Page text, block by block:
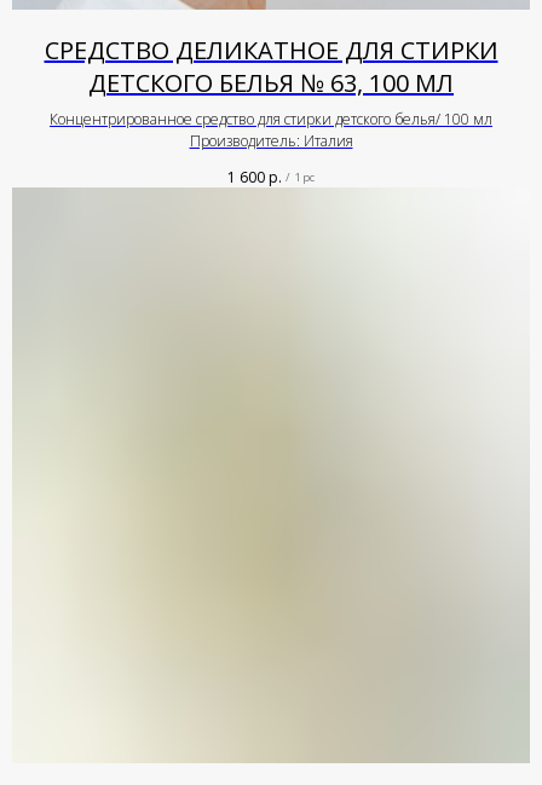
СРЕДСТВО ДЕЛИКАТНОЕ ДЛЯ СТИРКИ
ДЕТСКОГО БЕЛЬЯ № 63, 100 МЛ
Концентрированное средство для стирки детского белья/ 100 мл
Производитель: Италия
1 600р. / 1 pc